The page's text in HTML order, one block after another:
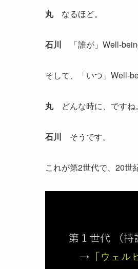
丸なるほど。
石川 「誰が」Well-
そして、「いつ」Well-
丸どんな時に、ですね。
石川 そうです。
これが第2世代で、20世